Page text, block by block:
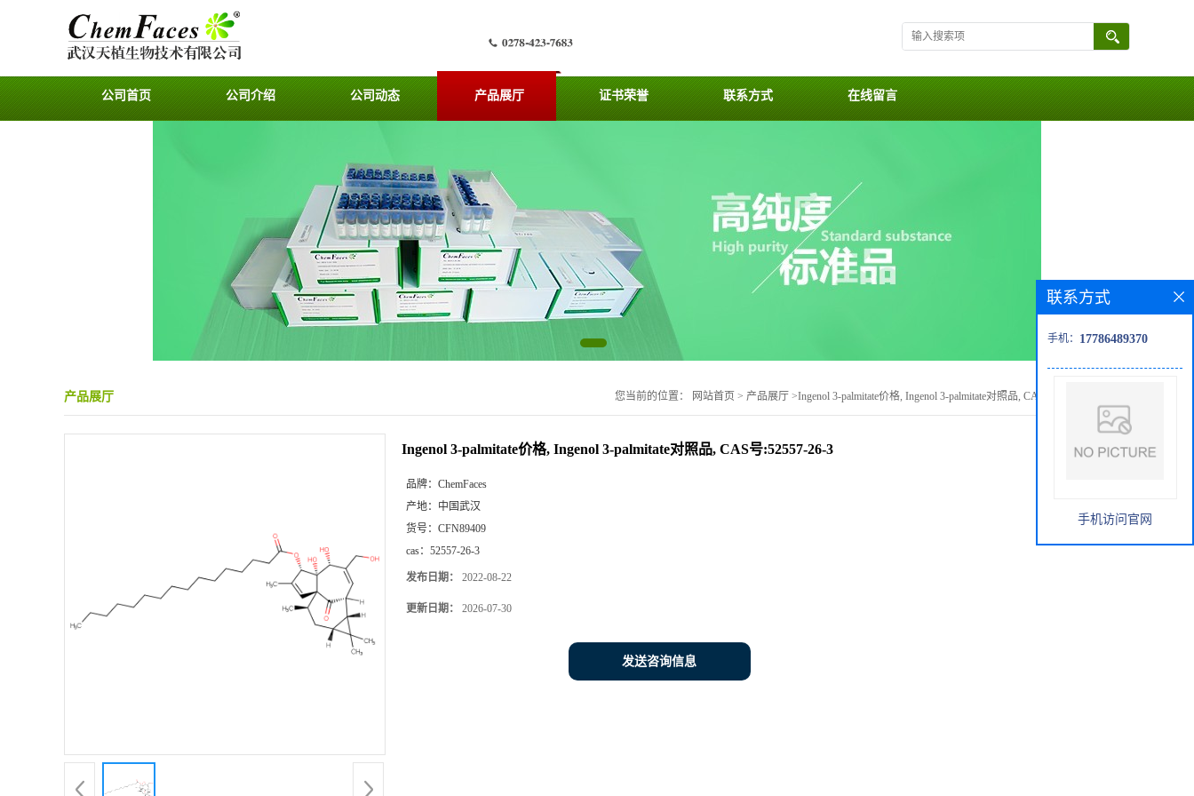
公司首页 公司介绍 公司动态 产品展厅 证书荣誉 联系方式 在线留言
产品展厅 您当前的位置： 网站首页 > 产品展厅 >Ingenol 3-palmitate价格, Ingenol 3-palmitate对照品, CAS号:52557-26-3
Ingenol 3-palmitate价格, Ingenol 3-palmitate对照品, CAS号:52557-26-3
品牌： ChemFaces
产地： 中国武汉
货号： CFN89409
cas： 52557-26-3
发布日期： 2022-08-22
更新日期： 2026-07-30
发送咨询信息
联系方式
手机： 17786489370
手机访问官网